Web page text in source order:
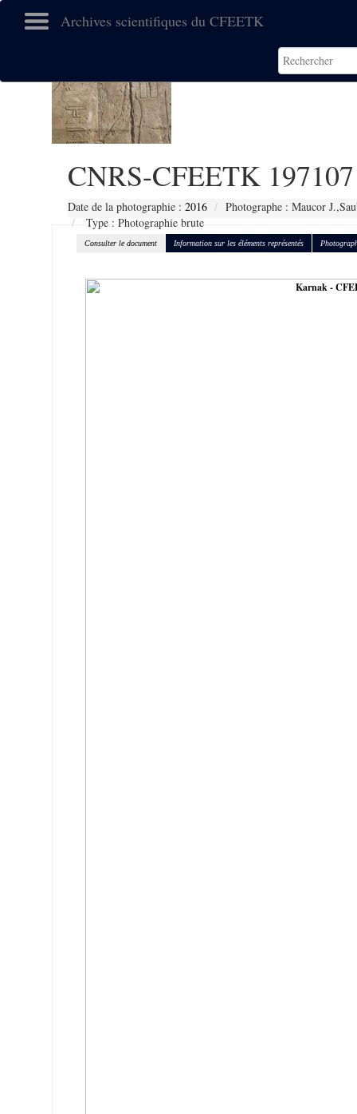
Archives scientifiques du CFEETK
CNRS-CFEETK 197107
Date de la photographie : 2016
Photographe : Maucor
Type : Photographie brute
Consulter le document Information sur les éléments représentés